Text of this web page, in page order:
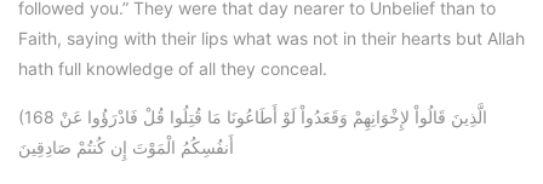
followed you.” They were that day nearer to Unbelief than to
Faith, saying with their lips what was not in their hearts but Allah
hath full knowledge of all they conceal.
(168 الَّذِينَ قَالُواْ لإِخْوَانِهِمْ وَقَعَدُواْ لَوْ أَطَاعُونَا مَا قُتِلُوا قُلْ فَادْرَؤُوا عَنْ
أَنفُسِكُمُ الْمَوْتَ إِن كُنتُمْ صَادِقِينَ